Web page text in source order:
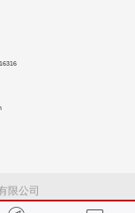
限公司